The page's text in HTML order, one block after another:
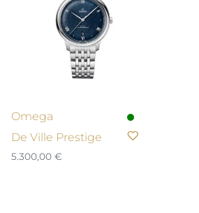
Omega
De Ville Prestige
5.300,00 €